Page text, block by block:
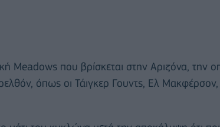
Meadows που βρίσκεται στην Αριζόνα, την
όπως οι Τάιγκερ Γουντς, Ελ